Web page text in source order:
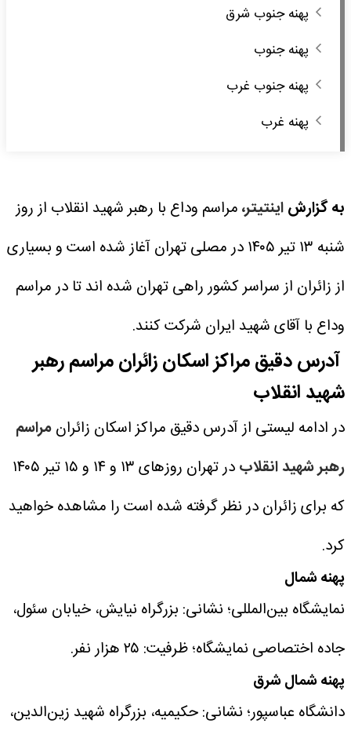
پهنه جنوب شرق
پهنه جنوب
پهنه جنوب غرب
پهنه غرب
به گزارشاینتیتر،مراسم وداع با رهبر شهید انقلاب از روز
شنبه ۱۳ تیر ۱۴۰۵ در مصلی تهران آغاز شده است و بسیاری
از زائران از سراسر کشور راهی تهران شده اند تا در مراسم
وداع با آقای شهید ایران شرکت کنند.
آدرس دقیق مراکز اسکان زائران مراسم رهبر
شهید انقلاب
در ادامه لیستی از آدرس دقیق مراکز اسکان زائرانمراسم
رهبر شهید انقلاب
در تهران روزهای ۱۳ و ۱۴ و ۱۵ تیر ۱۴۰۵
که برای زائران در نظر گرفته شده است را مشاهده خواهید
کرد.
پهنه شمال
نمایشگاه بین‌المللی؛ نشانی: بزرگراه نیایش، خیابان سئول،
جاده اختصاصی نمایشگاه؛ ظرفیت: ۲۵ هزار نفر.
پهنه شمال شرق
دانشگاه عباسپور؛ نشانی: حکیمیه، بزرگراه شهید زین‌الدین،